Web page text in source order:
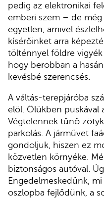
pedig az elektronikai
emberi szem – de
egyetlen, amivel
kísérőinket arra
tölténnyel földre vigyék
hogy berobban a
kevésbé szerencsés.
A váltás-terepjáróba
elöl. Ölükben puskával
Végtelennek tűnő
parkolás. A járművet
gondoljuk, hiszen ez
közvetlen környéke.
biztonságos autóval.
Engedelmeskedünk,
oszlopba fejlődünk, a